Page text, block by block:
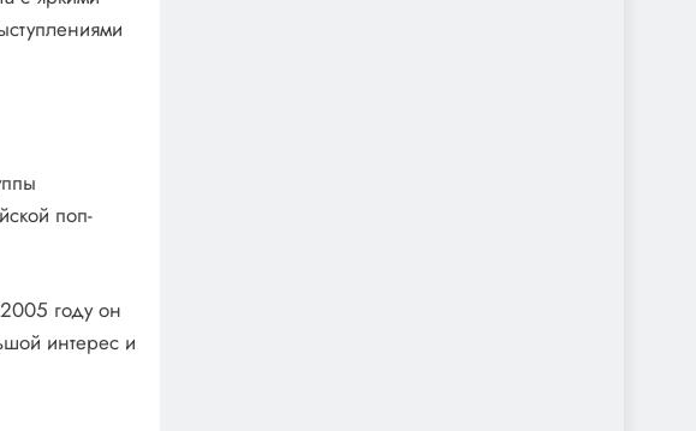
поп-
году он
интерес и